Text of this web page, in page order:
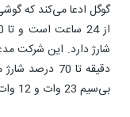
دقیقه تا 70
بی‌سیم 23 وات و 12 وات و همچنین شارژر معکوس را دارد.